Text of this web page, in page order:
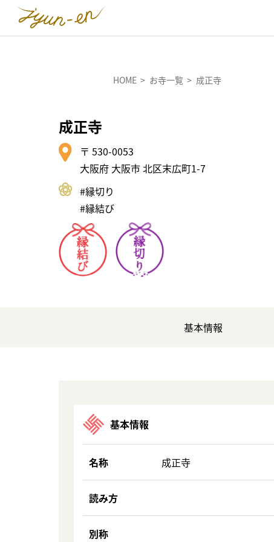
HOME お寺一覧 成正寺
成正寺
〒 530-0053
大阪府 大阪市 北区末広町1-7
#縁切り
#縁結び
基本情報
基本情報
名称 成正寺
読み方
別称